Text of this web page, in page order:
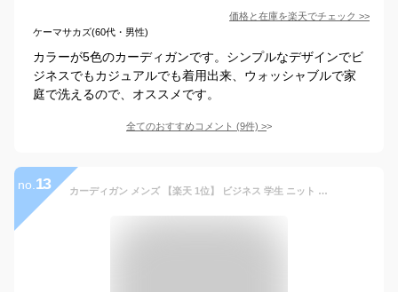
価格と在庫を楽天でチェック >>
ケーマサカズ(60代・男性)
カラーが5色のカーディガンです。シンプルなデザインでビ
ジネスでもカジュアルでも着用出来、ウォッシャブルで家
庭で洗えるので、オススメです。
全てのおすすめコメント (9件) >
no. 13 カーディガン メンズ 【楽天 1位】 ビジネス 学生 ニット ポケット付 無地 ニットソー 温度調節 ギフト ラッピング プレゼント 贈り物 ブラック ネイビー ブラウン グレー 【15時迄のご注文・決済確定・翌日指定で当日発送】